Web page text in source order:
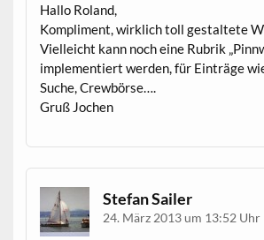
Hallo Roland,
Kompliment, wirklich toll gestaltete
Vielleicht kann noch eine Rubrik
implementiert werden, für Einträge
Suche, Crewbörse….
Gruß Jochen
Stefan Sailer
24. März 2013 um 13:52 Uhr